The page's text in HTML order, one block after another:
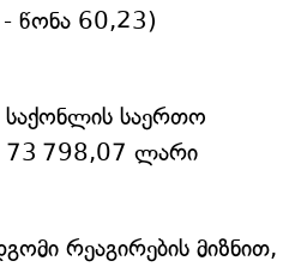
- წონა 60,23)
საერთო
73 798,07 ლარი
რეაგირების მიზნით,